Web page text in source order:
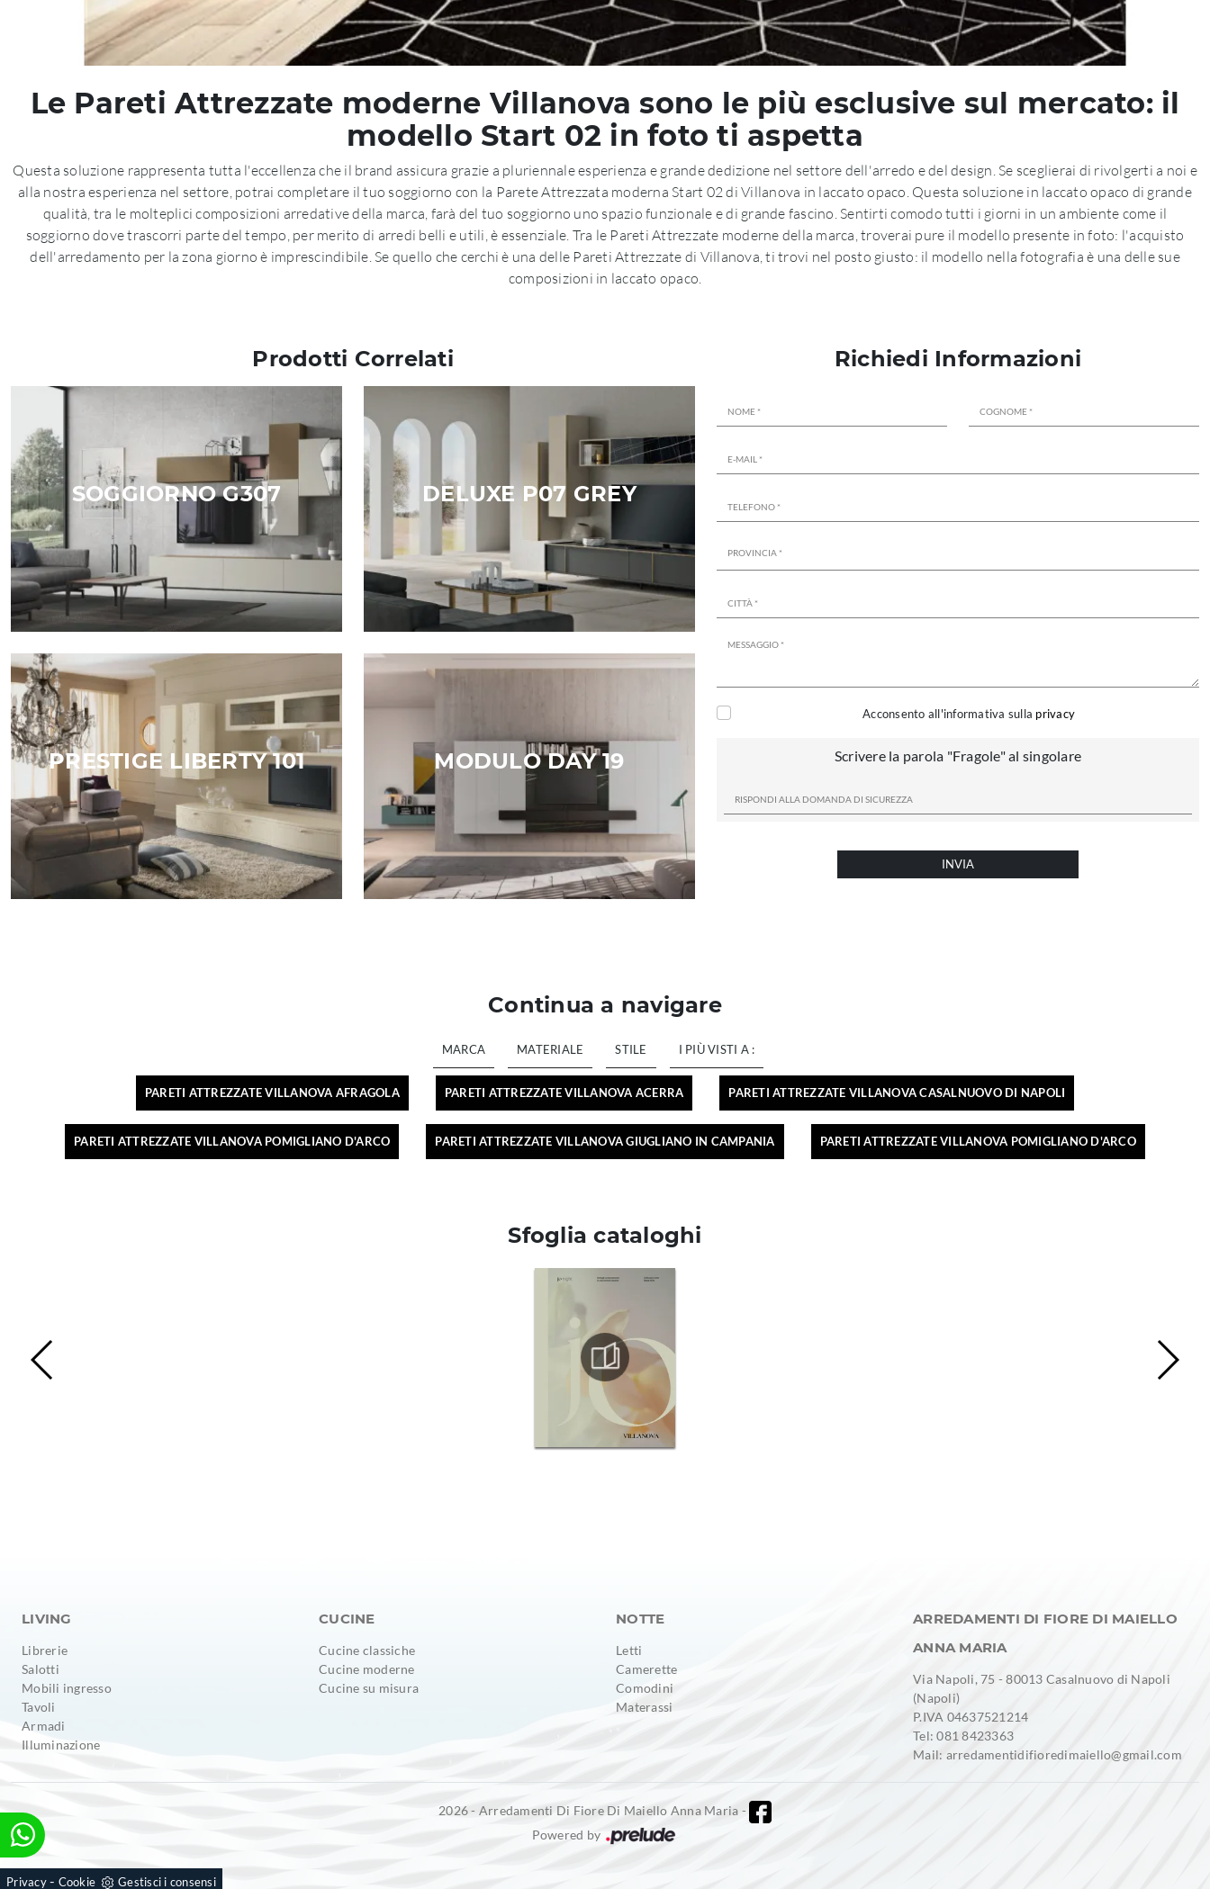
Le Pareti Attrezzate moderne Villanova sono le più esclusive sul mercato: il
modello Start 02 in foto ti aspetta
Questa soluzione rappresenta tutta l'eccellenza che il brand assicura grazie a pluriennale esperienza e grande dedizione nel settore dell'arredo e del design. Se sceglierai di rivolgerti a noi e
alla nostra esperienza nel settore, potrai completare il tuo soggiorno con la Parete Attrezzata moderna Start 02 di Villanova in laccato opaco. Questa soluzione in laccato opaco di grande
qualità, tra le molteplici composizioni arredative della marca, farà del tuo soggiorno uno spazio funzionale e di grande fascino. Sentirti comodo tutti i giorni in un ambiente come il
soggiorno dove trascorri parte del tempo, per merito di arredi belli e utili, è essenziale. Tra le Pareti Attrezzate moderne della marca, troverai pure il modello presente in foto: l'acquisto
dell'arredamento per la zona giorno è imprescindibile. Se quello che cerchi è una delle Pareti Attrezzate di Villanova, ti trovi nel posto giusto: il modello nella fotografia è una delle sue
composizioni in laccato opaco.
Prodotti Correlati
SOGGIORNO G307 DELUXE P07 GREY
PRESTIGE LIBERTY 101 MODULO DAY 19
Richiedi Informazioni
Acconsento all'informativa sulla privacy
Scrivere la parola "Fragole" al singolare
INVIA
Continua a navigare
MARCA MATERIALE STILE I PIÙ VISTI A :
PARETI ATTREZZATE VILLANOVA AFRAGOLA PARETI ATTREZZATE VILLANOVA ACERRA PARETI ATTREZZATE VILLANOVA CASALNUOVO DI NAPOLI
PARETI ATTREZZATE VILLANOVA POMIGLIANO D'ARCO PARETI ATTREZZATE VILLANOVA GIUGLIANO IN CAMPANIA PARETI ATTREZZATE VILLANOVA POMIGLIANO D'ARCO
Sfoglia cataloghi
LIVING
Librerie
Salotti
Mobili ingresso
Tavoli
Armadi
Illuminazione
CUCINE
Cucine classiche
Cucine moderne
Cucine su misura
NOTTE
Letti
Camerette
Comodini
Materassi
ARREDAMENTI DI FIORE DI MAIELLO
ANNA MARIA
Via Napoli, 75 - 80013 Casalnuovo di Napoli
(Napoli)
P.IVA 04637521214
Tel: 081 8423363
Mail: arredamentidifioredimaiello@gmail.com
2026 - Arredamenti Di Fiore Di Maiello Anna Maria -
Powered by
Privacy- Cookie Gestisci i consensi